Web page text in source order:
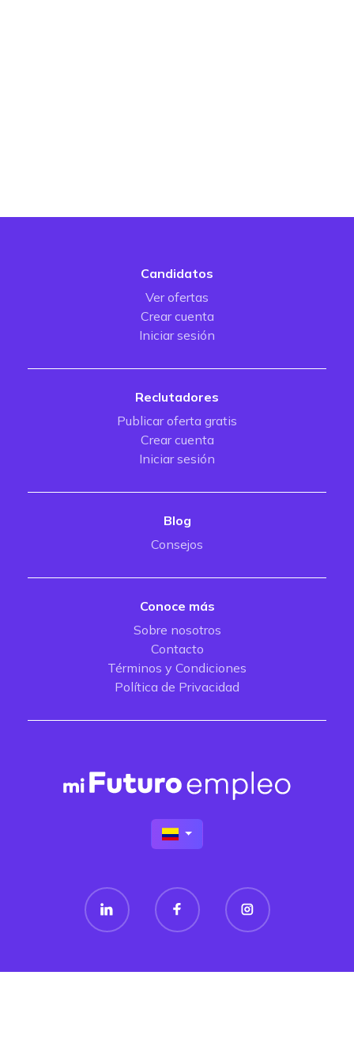
Candidatos
Ver ofertas
Crear cuenta
Iniciar sesión
Reclutadores
Publicar oferta gratis
Crear cuenta
Iniciar sesión
Blog
Consejos
Conoce más
Sobre nosotros
Contacto
Términos y Condiciones
Política de Privacidad